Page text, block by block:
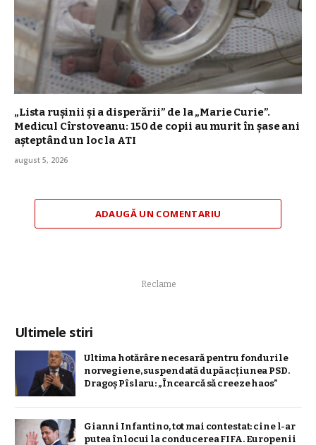
„Lista rușinii și a disperării” de la „Marie Curie”.
Medicul Cîrstoveanu: 150 de copii au murit în șase ani
așteptând un loc la ATI
august 5, 2026
ADAUGĂ UN COMENTARIU
Reclame
Ultimele stiri
Ultima hotărâre necesară pentru fondurile
norvegiene, suspendată după acțiunea PSD.
Dragoș Pîslaru: „Încearcă să creeze haos”
Gianni Infantino, tot mai contestat: cine l-ar
putea înlocui la conducerea FIFA. Europenii